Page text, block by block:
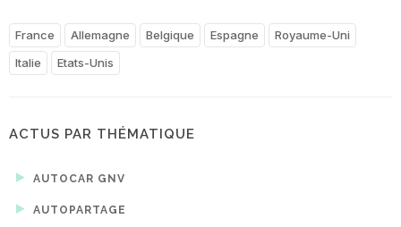
France Allemagne Belgique Espagne
Royaume-Uni
Italie
Etats-Unis
ACTUS PAR THÉMATIQUE
AUTOCAR GNV
AUTOPARTAGE